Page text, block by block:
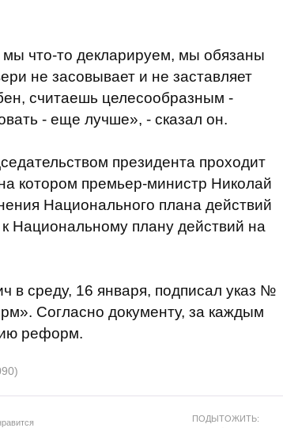
что-то декларируем, мы обязаны
не засовывает и не заставляет
считаешь целесообразным -
- еще лучше», - сказал он.
президента проходит
котором премьер-министр Николай
Национального плана действий
Национальному плану действий на
в среду, 16 января, подписал указ №
Согласно документу, за каждым
реформ.
ПОДЫТОЖИТЬ: